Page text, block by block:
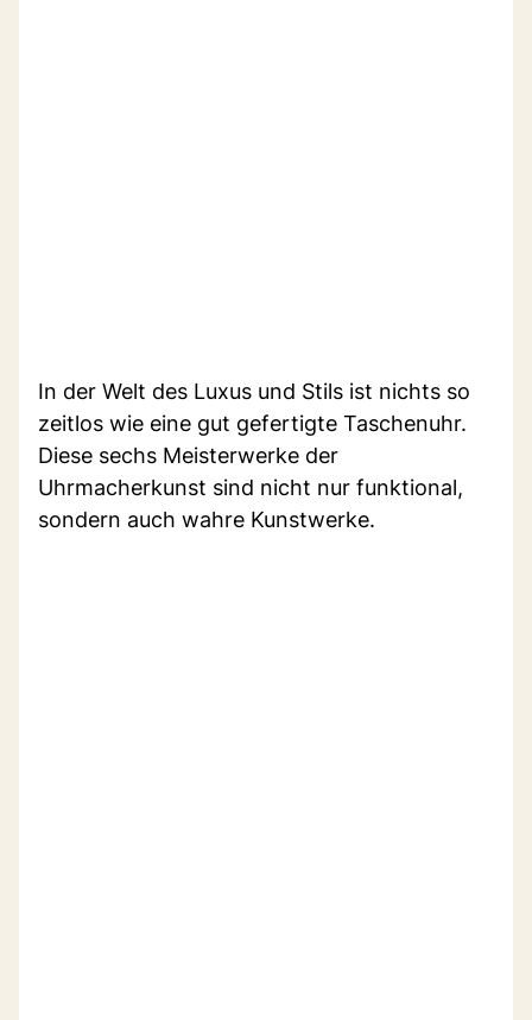
In der Welt des Luxus und Stils ist nichts so
zeitlos wie eine gut gefertigte Taschenuhr.
Diese sechs Meisterwerke der
Uhrmacherkunst sind nicht nur funktional,
sondern auch wahre Kunstwerke.